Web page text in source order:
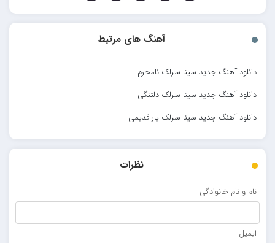
آهنگ های مرتبط
دانلود آهنگ جدید سینا سرلک نامحرم
دانلود آهنگ جدید سینا سرلک دلتنگی
دانلود آهنگ جدید سینا سرلک یار قدیمی
نظرات
نام و نام خانوادگی
ایمیل